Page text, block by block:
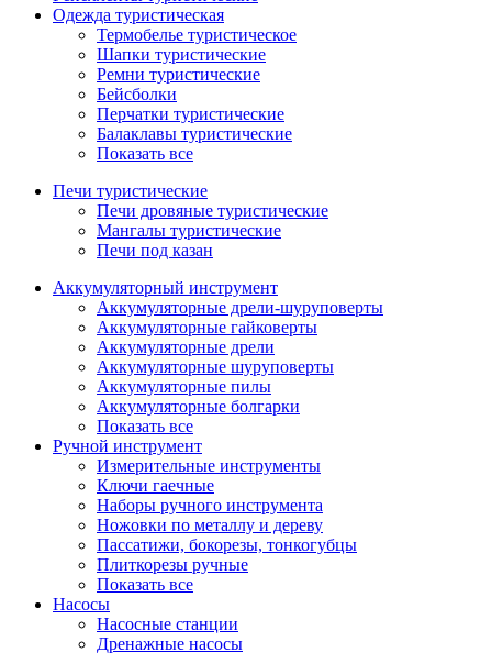
Одежда туристическая
Термобелье туристическое
Шапки туристические
Ремни туристические
Бейсболки
Перчатки туристические
Балаклавы туристические
Показать все
Печи туристические
Печи дровяные туристические
Мангалы туристические
Печи под казан
Аккумуляторный инструмент
Аккумуляторные дрели-шуруповерты
Аккумуляторные гайковерты
Аккумуляторные дрели
Аккумуляторные шуруповерты
Аккумуляторные пилы
Аккумуляторные болгарки
Показать все
Ручной инструмент
Измерительные инструменты
Ключи гаечные
Наборы ручного инструмента
Ножовки по металлу и дереву
Пассатижи, бокорезы, тонкогубцы
Плиткорезы ручные
Показать все
Насосы
Насосные станции
Дренажные насосы